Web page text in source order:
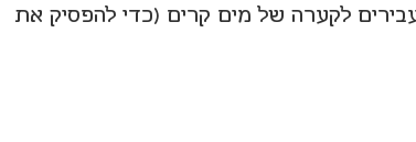
מעבירים לקערה של מים קרים (כדי להפסיק את